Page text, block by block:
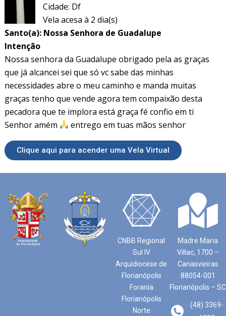
Cidade: Df
Vela acesa à 2 dia(s)
Santo(a): Nossa Senhora de Guadalupe
Intenção
Nossa senhora da Guadalupe obrigado pela as graças
que já alcancei sei que só vc sabe das minhas
necessidades abre o meu caminho e manda muitas
graças tenho que vende agora tem compaixão desta
pecadora que te implora está graça fé confio em ti
Senhor amém
entrego em tuas mãos senhor
Clique aqui para acender uma Vela Virtual
CNBB Regional
Sul IV
Arquidiocese de
Florianópolis
Forania
Florianópolis
Norte
Madre Maria
Villac, 1700 –
Canasvieiras
88054-001
Florianópolis – SC
(48) 3369-